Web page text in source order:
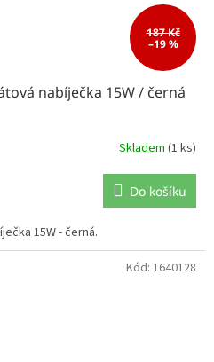
187 Kč
–19 %
nabíječka 15W / černá
Skladem (1 ks)
Do košíku
15W - černá.
Kód: 1640128